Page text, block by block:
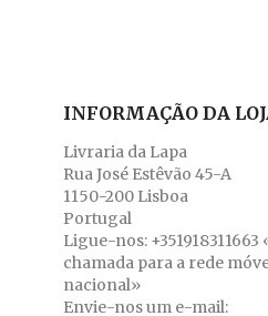
INFORMAÇÃO DA
Livraria da Lapa
Rua José Estêvão 45-A
1150-200 Lisboa
Portugal
Ligue-nos:
chamada para a rede
nacional»
Envie-nos um e-mail: